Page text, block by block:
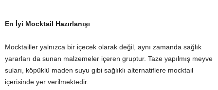
En İyi Mocktail Hazırlanışı
Mocktailler yalnızca bir içecek olarak değil, aynı zamanda sağlık
yararları da sunan malzemeler içeren gruptur. Taze yapılmış meyve
suları, köpüklü maden suyu gibi sağlıklı alternatiflere mocktail
içerisinde yer verilmektedir.